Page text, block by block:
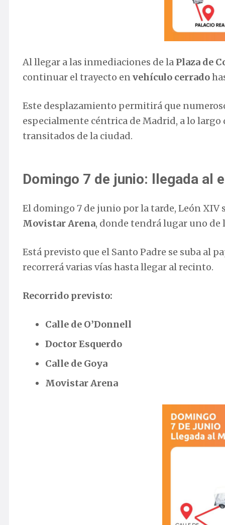
Al llegar a las inmediaciones de la Plaza de
continuar el trayecto envehículo cerrado
Este desplazamiento permitirá que
especialmente céntrica de Madrid, a lo
transitados de la ciudad.
Domingo 7 de junio: llegada al
El domingo 7 de junio por la tarde, León XIV
Movistar Arena, donde tendrá lugar uno de
Está previsto que el Santo Padre se suba al
recorrerá varias vías hasta llegar al recinto.
Recorrido previsto:
Calle de O’Donnell
Doctor Esquerdo
Calle de Goya
Movistar Arena